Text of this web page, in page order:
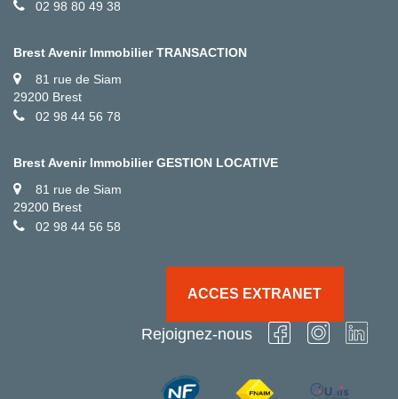
02 98 80 49 38
Brest Avenir Immobilier TRANSACTION
81 rue de Siam
29200 Brest
02 98 44 56 78
Brest Avenir Immobilier GESTION LOCATIVE
81 rue de Siam
29200 Brest
02 98 44 56 58
ACCES EXTRANET
Rejoignez-nous